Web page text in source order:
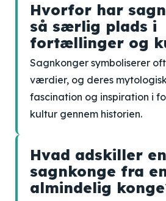
Hvorfor har
så særlig plads i
fortællinger og
Sagnkonger symboliserer
værdier, og deres
fascination og inspiration i
kultur gennem historien.
Hvad adskiller en
sagnkonge fra
almindelig